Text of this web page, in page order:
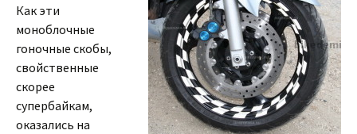
Как эти
моноблочные
гоночные скобы,
свойственные
скорее
супербайкам,
оказались на